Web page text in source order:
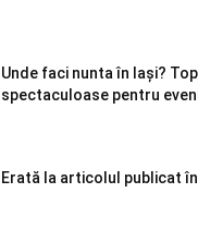
Unde faci nunta în Iași?
spectaculoase pentru
Erată la articolul publicat